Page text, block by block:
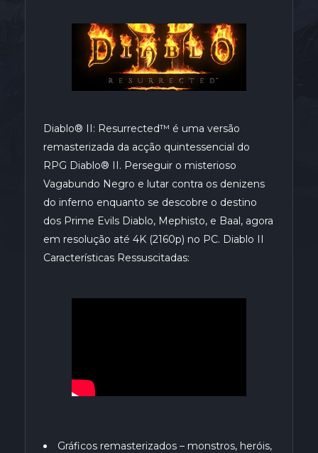
Diablo® II: Resurrected™ é uma versão
remasterizada da acção quintessencial do
RPG Diablo® II. Perseguir o misterioso
Vagabundo Negro e lutar contra os denizens
do inferno enquanto se descobre o destino
dos Prime Evils Diablo, Mephisto, e Baal, agora
em resolução até 4K (2160p) no PC. Diablo II
Características Ressuscitadas:
Gráficos remasterizados – monstros, heróis,